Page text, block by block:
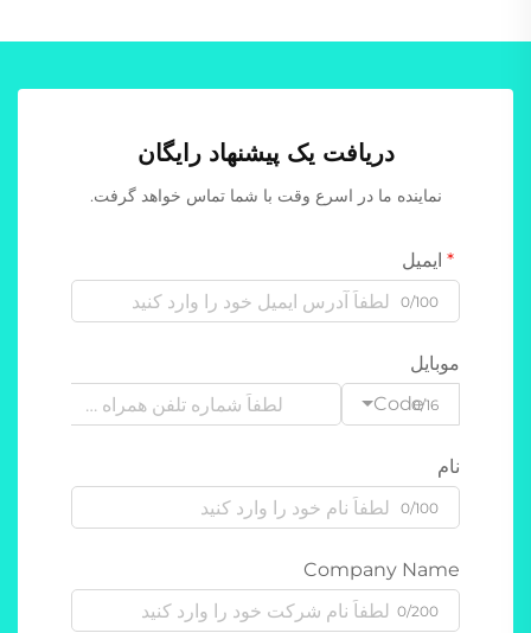
دریافت یک پیشنهاد رایگان
نماینده ما در اسرع وقت با شما تماس خواهد گرفت.
ایمیل
0/100
موبایل
Code0/16
نام
0/100
Company Name
0/200